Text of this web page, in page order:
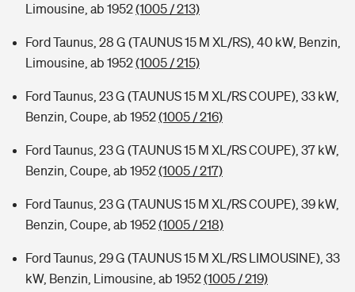
Limousine, ab 1952(1005 / 213)
Ford Taunus, 28 G (TAUNUS 15 M XL/RS), 40 kW, Benzin,
Limousine, ab 1952(1005 / 215)
Ford Taunus, 23 G (TAUNUS 15 M XL/RS COUPE), 33 kW,
Benzin, Coupe, ab 1952(1005 / 216)
Ford Taunus, 23 G (TAUNUS 15 M XL/RS COUPE), 37 kW,
Benzin, Coupe, ab 1952(1005 / 217)
Ford Taunus, 23 G (TAUNUS 15 M XL/RS COUPE), 39 kW,
Benzin, Coupe, ab 1952(1005 / 218)
Ford Taunus, 29 G (TAUNUS 15 M XL/RS LIMOUSINE), 33
kW, Benzin, Limousine, ab 1952(1005 / 219)